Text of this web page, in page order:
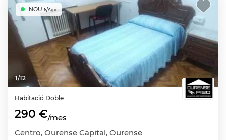
1/12
NOU 6/Ago
Habitació Doble
290 €/mes
Centro, Ourense Capital, Ourense